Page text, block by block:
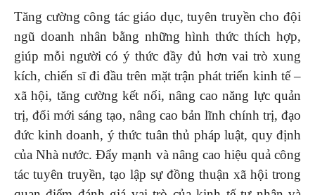
Tăng cường công tác giáo dục, tuyên truyền cho đội
ngũ doanh nhân bằng những hình thức thích hợp,
giúp mỗi người có ý thức đầy đủ hơn vai trò xung
kích, chiến sĩ đi đầu trên mặt trận phát triển kinh tế –
xã hội, tăng cường kết nối, nâng cao năng lực quản
trị, đổi mới sáng tạo, nâng cao bản lĩnh chính trị, đạo
đức kinh doanh, ý thức tuân thủ pháp luật, quy định
của Nhà nước. Đẩy mạnh và nâng cao hiệu quả công
tác tuyên truyền, tạo lập sự đồng thuận xã hội trong